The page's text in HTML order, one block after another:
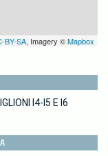
BY-SA, Imagery ©Mapbox
I4-I5 E I6